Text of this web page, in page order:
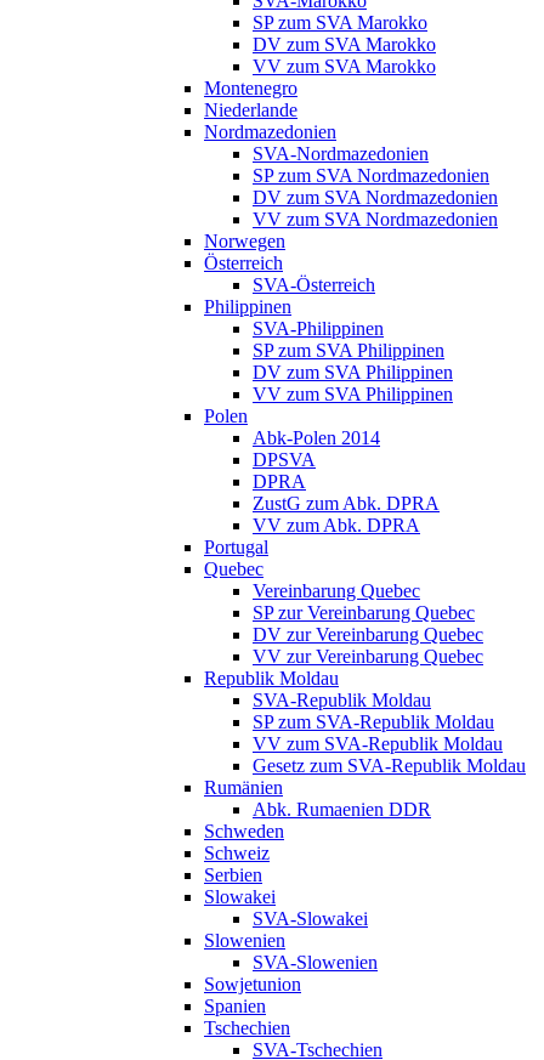
SP zum SVA Marokko
DV zum SVA Marokko
VV zum SVA Marokko
Montenegro
Niederlande
Nordmazedonien
SVA-Nordmazedonien
SP zum SVA Nordmazedonien
DV zum SVA Nordmazedonien
VV zum SVA Nordmazedonien
Norwegen
Österreich
SVA-Österreich
Philippinen
SVA-Philippinen
SP zum SVA Philippinen
DV zum SVA Philippinen
VV zum SVA Philippinen
Polen
Abk-Polen 2014
DPSVA
DPRA
ZustG zum Abk. DPRA
VV zum Abk. DPRA
Portugal
Quebec
Vereinbarung Quebec
SP zur Vereinbarung Quebec
DV zur Vereinbarung Quebec
VV zur Vereinbarung Quebec
Republik Moldau
SVA-Republik Moldau
SP zum SVA-Republik Moldau
VV zum SVA-Republik Moldau
Gesetz zum SVA-Republik Moldau
Rumänien
Abk. Rumaenien DDR
Schweden
Schweiz
Serbien
Slowakei
SVA-Slowakei
Slowenien
SVA-Slowenien
Sowjetunion
Spanien
Tschechien
SVA-Tschechien